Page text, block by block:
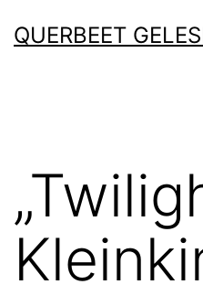
Inhalt
QUERBEET